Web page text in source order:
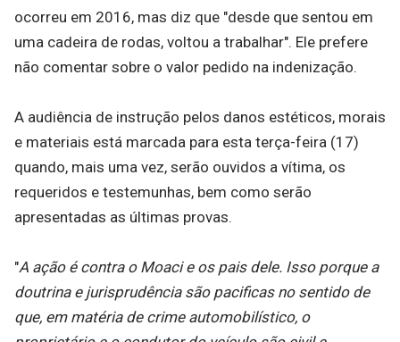
ocorreu em 2016, mas diz que "desde que sentou em
uma cadeira de rodas, voltou a trabalhar". Ele prefere
não comentar sobre o valor pedido na indenização.
A audiência de instrução pelos danos estéticos, morais
e materiais está marcada para esta terça-feira (17)
quando, mais uma vez, serão ouvidos a vítima, os
requeridos e testemunhas, bem como serão
apresentadas as últimas provas.
"A ação é contra o Moaci e os pais dele. Isso porque a
doutrina e jurisprudência são pacificas no sentido de
que, em matéria de crime automobilístico, o